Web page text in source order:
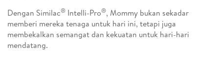
Dengan Similac® Intelli-Pro®, Mommy bukan sekadar
memberi mereka tenaga untuk hari ini, tetapi juga
membekalkan semangat dan kekuatan untuk hari-hari
mendatang.